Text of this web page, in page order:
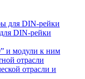
для DIN-рейки
DIN-рейки
и модули к ним
отрасли
отрасли и